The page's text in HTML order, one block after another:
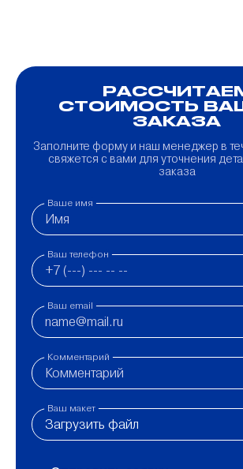
СТОИМОСТЬ
ЗАКАЗА
Заполните форму и наш менеджер в
свяжется с вами для уточнения
заказа
Ваше имя
Ваш телефон
Ваш email
Комментарий
Ваш макет
Загрузить файл